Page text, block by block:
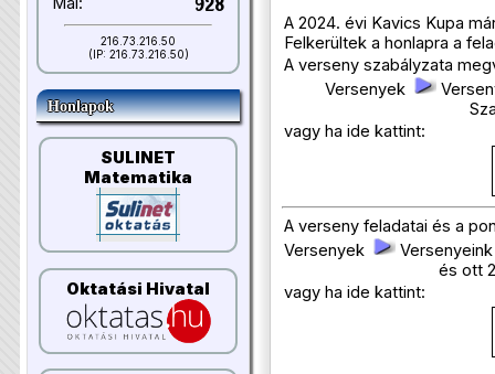
928
216.73.216.50
(IP: 216.73.216.50)
Honlapok
SULINET
Matematika
Oktatási Hivatal
A 2024. évi Kavics Kupa
Felkerültek a honlapra a
A verseny szabályzata
Versenyek
vagy ha ide kattint:
A verseny feladatai és a
Versenyek
és ott
vagy ha ide kattint: